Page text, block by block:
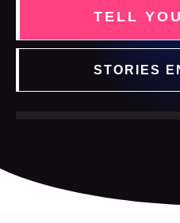
STORIES
TELL